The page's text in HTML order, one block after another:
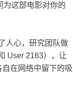
为这部电影对你的
人心，研究团队做
User 2163），让
在网络中留下的吸